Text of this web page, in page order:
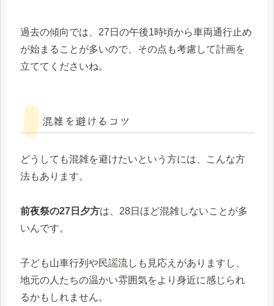
過去の傾向では、27日の午後1時頃から車両通行止め
が始まることが多いので、その点も考慮して計画を
立ててくださいね。
混雑を避けるコツ
どうしても混雑を避けたいという方には、こんな方
法もあります。
前夜祭の27日夕方は、28日ほど混雑しないことが多
いんです。
子ども山車行列や民謡流しも見応えがありますし、
地元の人たちの温かい雰囲気をより身近に感じられ
るかもしれません。